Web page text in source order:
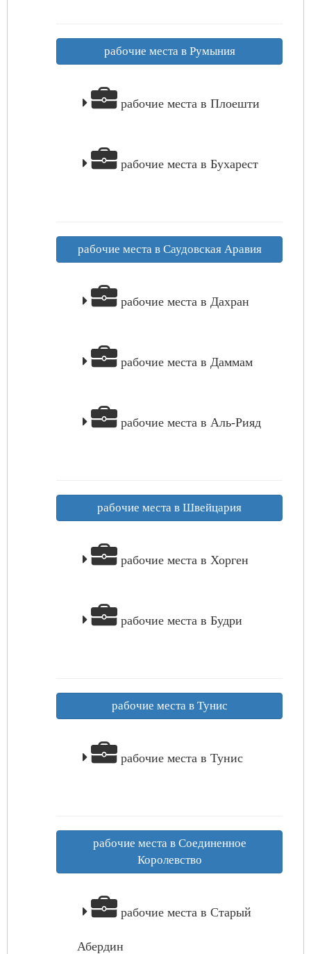
рабочие места в Румыния
рабочие места в Плоешти
рабочие места в Бухарест
рабочие места в Саудовская Аравия
рабочие места в Дахран
рабочие места в Даммам
рабочие места в Аль-Рияд
рабочие места в Швейцария
рабочие места в Хорген
рабочие места в Будри
рабочие места в Тунис
рабочие места в Тунис
рабочие места в Соединенное
Королевство
рабочие места в Старый
Абердин